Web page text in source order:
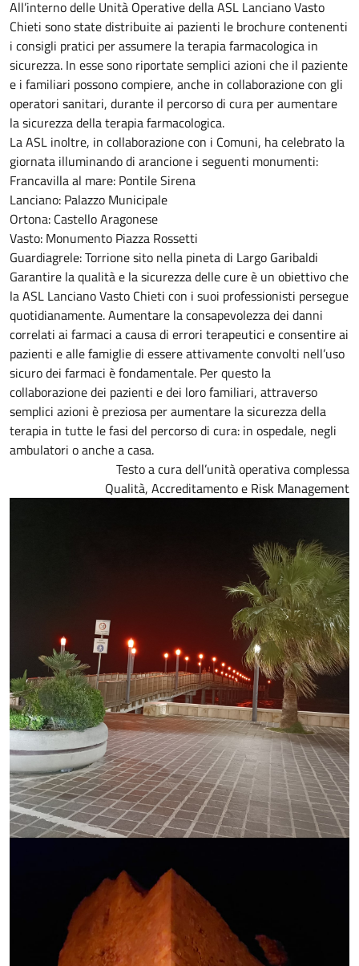
All’interno delle Unità Operative della ASL Lanciano Vasto
Chieti sono state distribuite ai pazienti le brochure contenenti
i consigli pratici per assumere la terapia farmacologica in
sicurezza. In esse sono riportate semplici azioni che il paziente
e i familiari possono compiere, anche in collaborazione con gli
operatori sanitari, durante il percorso di cura per aumentare
la sicurezza della terapia farmacologica.
La ASL inoltre, in collaborazione con i Comuni, ha celebrato la
giornata illuminando di arancione i seguenti monumenti:
Francavilla al mare: Pontile Sirena
Lanciano: Palazzo Municipale
Ortona: Castello Aragonese
Vasto: Monumento Piazza Rossetti
Guardiagrele: Torrione sito nella pineta di Largo Garibaldi
Garantire la qualità e la sicurezza delle cure è un obiettivo che
la ASL Lanciano Vasto Chieti con i suoi professionisti persegue
quotidianamente. Aumentare la consapevolezza dei danni
correlati ai farmaci a causa di errori terapeutici e consentire ai
pazienti e alle famiglie di essere attivamente convolti nell’uso
sicuro dei farmaci è fondamentale. Per questo la
collaborazione dei pazienti e dei loro familiari, attraverso
semplici azioni è preziosa per aumentare la sicurezza della
terapia in tutte le fasi del percorso di cura: in ospedale, negli
ambulatori o anche a casa.
Testo a cura dell’unità operativa complessa
Qualità, Accreditamento e Risk Management